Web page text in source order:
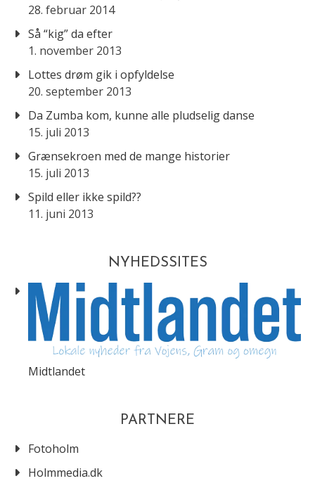
28. februar 2014
Så “kig” da efter
1. november 2013
Lottes drøm gik i opfyldelse
20. september 2013
Da Zumba kom, kunne alle pludselig danse
15. juli 2013
Grænsekroen med de mange historier
15. juli 2013
Spild eller ikke spild??
11. juni 2013
NYHEDSSITES
Midtlandet
PARTNERE
Fotoholm
Holmmedia.dk